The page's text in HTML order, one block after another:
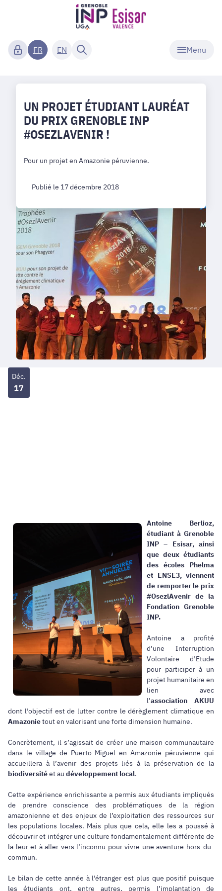
Menu
FR EN
UN PROJET ÉTUDIANT LAURÉAT
DU PRIX GRENOBLE INP
#OSEZLAVENIR !
Pour un projet en Amazonie péruvienne.
Publié le 17 décembre 2018
Déc.
17
Antoine Berlioz,
étudiant à Grenoble
INP – Esisar, ainsi
que deux étudiants
des écoles Phelma
et ENSE3, viennent
de remporter le prix
#OsezlAvenir de la
Fondation Grenoble
INP.
Antoine a profité
d’une Interruption
Volontaire d’Etude
pour participer à un
projet humanitaire en
lien avec
l’association AKUU
dont l’objectif est de lutter contre le dérèglement climatique en
Amazonietout en valorisant une forte dimension humaine.
Concrètement, il s’agissait de créer une maison communautaire
dans le village de Puerto Miguel en Amazonie péruvienne qui
accueillera à l’avenir des projets liés à la préservation de la
biodiversitéet au développement local.
Cette expérience enrichissante a permis aux étudiants impliqués
de prendre conscience des problématiques de la région
amazonienne et des enjeux de l’exploitation des ressources sur
les populations locales. Mais plus que cela, elle les a poussé à
découvrir et intégrer une culture fondamentalement différente de
la leur et à aller vers l’inconnu pour vivre une aventure hors-du-
commun.
Le bilan de cette année à l’étranger est plus que positif puisque
les étudiants ont, entre autres, permis l’implantation de